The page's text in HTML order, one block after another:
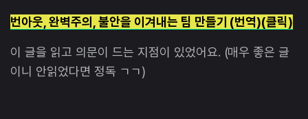
번아웃, 완벽주의, 불안을 이겨내는 팀 만들기 (번역)(클릭)
이 글을 읽고 의문이 드는 지점이 있었어요. (매우 좋은 글
이니 안읽었다면 정독 ㄱㄱ)